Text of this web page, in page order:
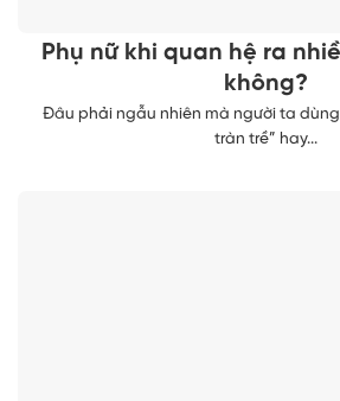
Phụ nữ khi quan hệ ra
không?
Đâu phải ngẫu nhiên mà người ta dùng
tràn trề” hay...